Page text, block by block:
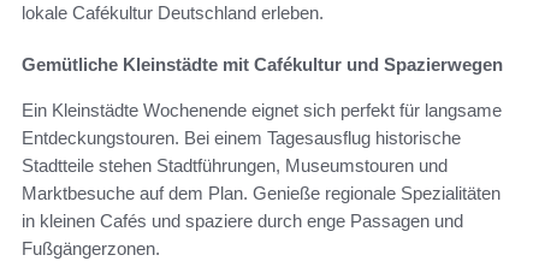
lokale Cafékultur Deutschland erleben.
Gemütliche Kleinstädte mit Cafékultur und Spazierwegen
Ein Kleinstädte Wochenende eignet sich perfekt für langsame
Entdeckungstouren. Bei einem Tagesausflug historische
Stadtteile stehen Stadtführungen, Museumstouren und
Marktbesuche auf dem Plan. Genieße regionale Spezialitäten
in kleinen Cafés und spaziere durch enge Passagen und
Fußgängerzonen.